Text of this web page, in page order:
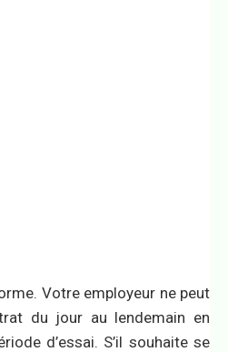
Votre employeur ne peut
du jour au lendemain en
d’essai. S’il souhaite se